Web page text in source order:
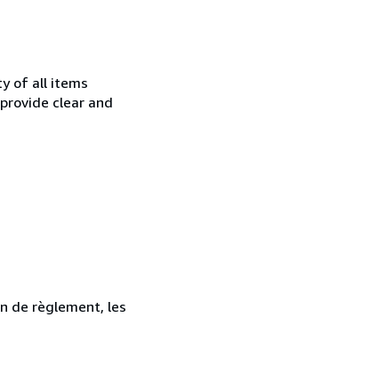
of all items
clear and
de règlement, les